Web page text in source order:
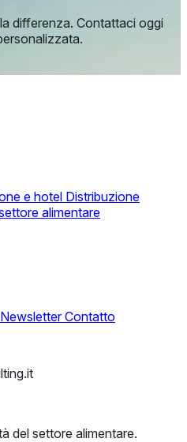
differenza. Contattaci oggi
e hotel Distribuzione
alimentare
NewsletterContatto
del settore alimentare.